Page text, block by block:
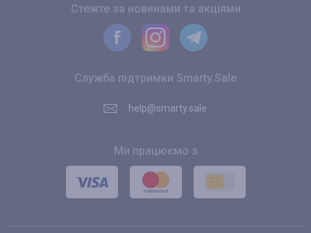
Стежте за новинами та акціями
Служба підтримки Smarty.Sale
help@smarty.sale
Ми працюємо з